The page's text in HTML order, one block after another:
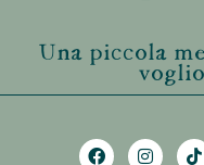
Una piccola